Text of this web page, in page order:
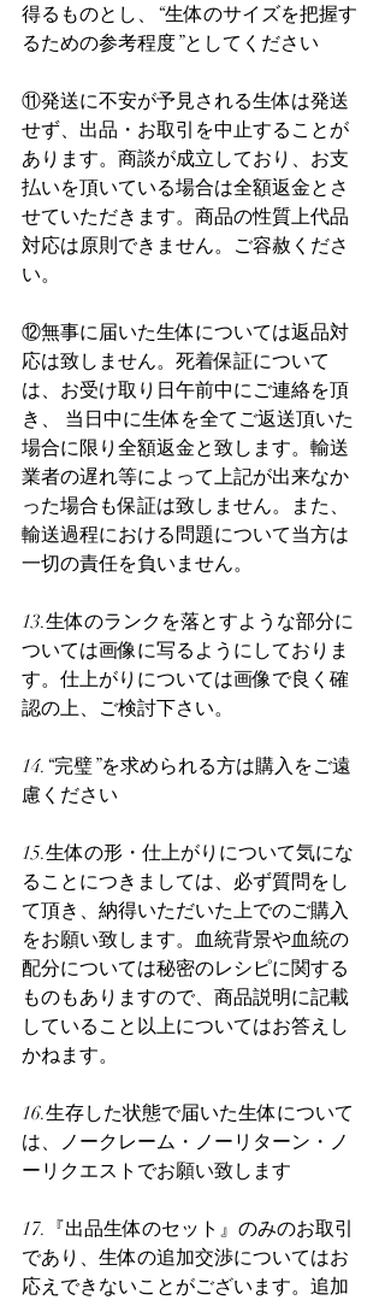
得るものとし、“生体のサイズを把握す
るための参考程度”としてください
⑪発送に不安が予見される生体は発送
せず、出品・お取引を中止することが
あります。商談が成立しており、お支
払いを頂いている場合は全額返金とさ
せていただきます。商品の性質上代品
対応は原則できません。ご容赦くださ
い。
⑫無事に届いた生体については返品対
応は致しません。死着保証について
は、お受け取り日午前中にご連絡を頂
き、 当日中に生体を全てご返送頂いた
場合に限り全額返金と致します。輸送
業者の遅れ等によって上記が出来なか
った場合も保証は致しません。また、
輸送過程における問題について当方は
一切の責任を負いません。
13.生体のランクを落とすような部分に
ついては画像に写るようにしておりま
す。仕上がりについては画像で良く確
認の上、ご検討下さい。
14.“完璧”を求められる方は購入をご遠
慮ください
15.生体の形・仕上がりについて気にな
ることにつきましては、必ず質問をし
て頂き、納得いただいた上でのご購入
をお願い致します。血統背景や血統の
配分については秘密のレシピに関する
ものもありますので、商品説明に記載
していること以上についてはお答えし
かねます。
16.生存した状態で届いた生体について
は、ノークレーム・ノーリターン・ノ
ーリクエストでお願い致します
17.『出品生体のセット』のみのお取引
であり、生体の追加交渉についてはお
応えできないことがございます。追加